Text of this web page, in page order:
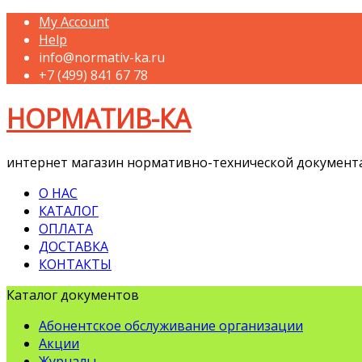
My Account
Help
info@normativ-ka.ru
+7 (499) 841 67 78
НОРМАТИВ-КА
интернет магазин нормативно-технической
О НАС
КАТАЛОГ
ОПЛАТА
ДОСТАВКА
КОНТАКТЫ
Каталог документов
Абонентское обслуживание организации
Акции